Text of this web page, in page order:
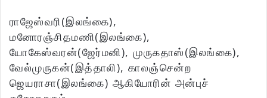
ராஜேஸ்வரி(இலங்கை),
மனோரஞ்சிதமணி(இலங்கை),
யோகேஸ்வரன்(ஜேர்மனி), முருகதாஸ்(இலங்கை),
வேல்முருகன்(இத்தாலி), காலஞ்சென்ற
ஜெயராசா(இலங்கை) ஆகியோரின் அன்புச்